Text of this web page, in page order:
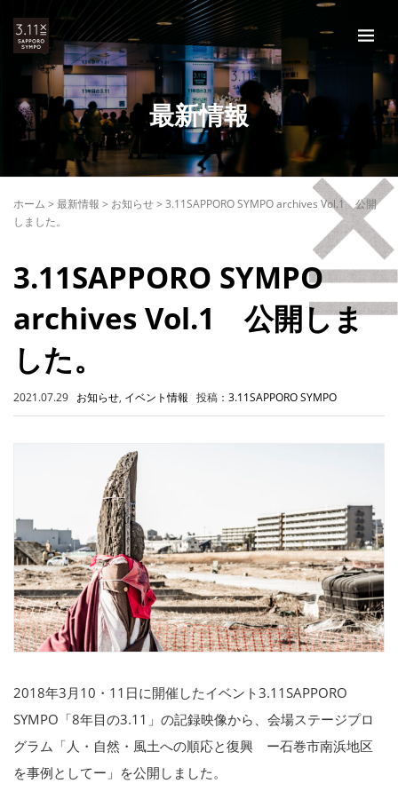
最新情報
ホーム > 最新情報 > お知らせ> 3.11SAPPORO SYMPO archives Vol.1 公開
しました。
3.11SAPPORO SYMPO
archives Vol.1 公開しま
した。
2021.07.29 お知らせ, イベント情報 投稿： 3.11SAPPORO SYMPO
2018年3月10・11日に開催したイベント3.11SAPPORO
SYMPO「8年目の3.11」の記録映像から、会場ステージプロ
グラム「人・自然・風土への順応と復興 ー石巻市南浜地区
を事例としてー」を公開しました。